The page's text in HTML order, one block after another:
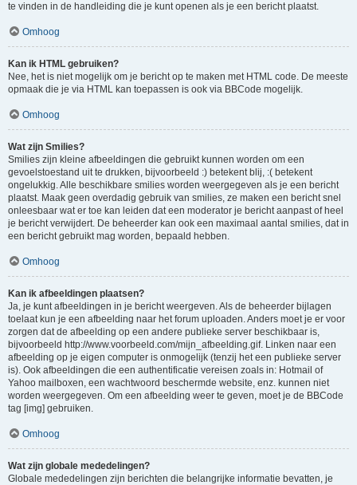
te vinden in de handleiding die je kunt openen als je een bericht plaatst.
Omhoog
Kan ik HTML gebruiken?
Nee, het is niet mogelijk om je bericht op te maken met HTML code. De meeste
opmaak die je via HTML kan toepassen is ook via BBCode mogelijk.
Omhoog
Wat zijn Smilies?
Smilies zijn kleine afbeeldingen die gebruikt kunnen worden om een
gevoelstoestand uit te drukken, bijvoorbeeld :) betekent blij, :( betekent
ongelukkig. Alle beschikbare smilies worden weergegeven als je een bericht
plaatst. Maak geen overdadig gebruik van smilies, ze maken een bericht snel
onleesbaar wat er toe kan leiden dat een moderator je bericht aanpast of heel
je bericht verwijdert. De beheerder kan ook een maximaal aantal smilies, dat in
een bericht gebruikt mag worden, bepaald hebben.
Omhoog
Kan ik afbeeldingen plaatsen?
Ja, je kunt afbeeldingen in je bericht weergeven. Als de beheerder bijlagen
toelaat kun je een afbeelding naar het forum uploaden. Anders moet je er voor
zorgen dat de afbeelding op een andere publieke server beschikbaar is,
bijvoorbeeld http://www.voorbeeld.com/mijn_afbeelding.gif. Linken naar een
afbeelding op je eigen computer is onmogelijk (tenzij het een publieke server
is). Ook afbeeldingen die een authentificatie vereisen zoals in: Hotmail of
Yahoo mailboxen, een wachtwoord beschermde website, enz. kunnen niet
worden weergegeven. Om een afbeelding weer te geven, moet je de BBCode
tag [img] gebruiken.
Omhoog
Wat zijn globale mededelingen?
Globale mededelingen zijn berichten die belangrijke informatie bevatten, je